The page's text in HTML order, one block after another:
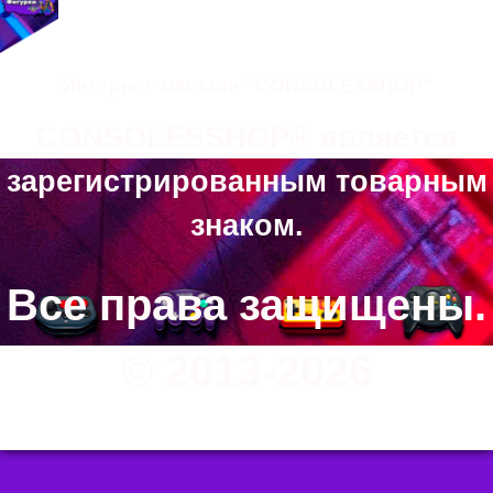
зарегистрированным товарным
знаком.
Все права защищены.